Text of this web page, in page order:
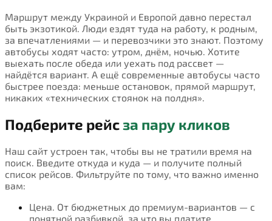
Маршрут между Украиной и Европой давно перестал
быть экзотикой. Люди ездят туда на работу, к родным,
за впечатлениями — и перевозчики это знают. Поэтому
автобусы ходят часто: утром, днём, ночью. Хотите
выехать после обеда или уехать под рассвет —
найдётся вариант. А ещё современные автобусы часто
быстрее поезда: меньше остановок, прямой маршрут,
никаких «технических стоянок на полдня».
Подберите рейсза пару кликов
Наш сайт устроен так, чтобы вы не тратили время на
поиск. Введите откуда и куда — и получите полный
список рейсов. Фильтруйте по тому, что важно именно
вам:
Цена. От бюджетных до премиум-вариантов — с
понятной разбивкой, за что вы платите.